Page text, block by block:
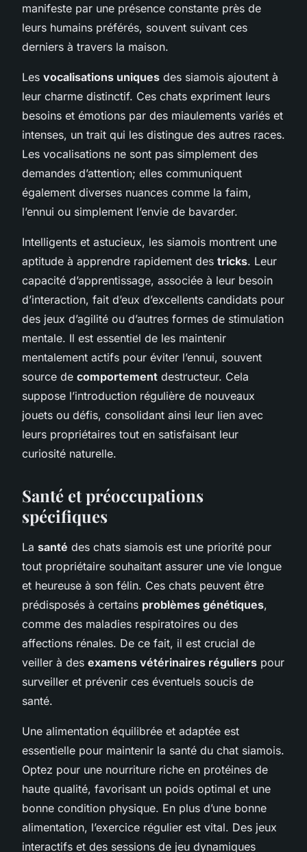
manifeste par une présence constante près de
leurs humains préférés, souvent suivant ces
derniers à travers la maison.
Les vocalisations uniques des siamois ajoutent à
leur charme distinctif. Ces chats expriment leurs
besoins et émotions par des miaulements variés et
intenses, un trait qui les distingue des autres races.
Les vocalisations ne sont pas simplement des
demandes d’attention; elles communiquent
également diverses nuances comme la faim,
l’ennui ou simplement l’envie de bavarder.
Intelligents et astucieux, les siamois montrent une
aptitude à apprendre rapidement des tricks. Leur
capacité d’apprentissage, associée à leur besoin
d’interaction, fait d’eux d’excellents candidats pour
des jeux d’agilité ou d’autres formes de stimulation
mentale. Il est essentiel de les maintenir
mentalement actifs pour éviter l’ennui, souvent
source de comportement destructeur. Cela
suppose l’introduction régulière de nouveaux
jouets ou défis, consolidant ainsi leur lien avec
leurs propriétaires tout en satisfaisant leur
curiosité naturelle.
Santé et préoccupations
spécifiques
La santé des chats siamois est une priorité pour
tout propriétaire souhaitant assurer une vie longue
et heureuse à son félin. Ces chats peuvent être
prédisposés à certains problèmes génétiques,
comme des maladies respiratoires ou des
affections rénales. De ce fait, il est crucial de
veiller à des examens vétérinaires réguliers pour
surveiller et prévenir ces éventuels soucis de
santé.
Une alimentation équilibrée et adaptée est
essentielle pour maintenir la santé du chat siamois.
Optez pour une nourriture riche en protéines de
haute qualité, favorisant un poids optimal et une
bonne condition physique. En plus d’une bonne
alimentation, l’exercice régulier est vital. Des jeux
interactifs et des sessions de jeu dynamiques